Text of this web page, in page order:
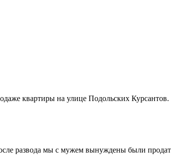
квартиры на улице Подольских Курсантов.
развода мы с мужем вынуждены были